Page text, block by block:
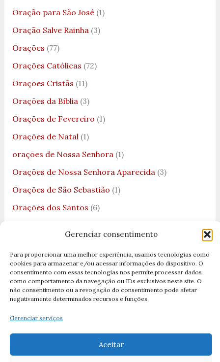
Gerenciar consentimento
Para proporcionar uma melhor experiência, usamos tecnologias como
cookies para armazenar e/ou acessar informações do dispositivo. O
consentimento com essas tecnologias nos permite processar dados
como comportamento da navegação ou IDs exclusivos neste site. O
não consentimento ou a revogação do consentimento pode afetar
negativamente determinados recursos e funções.
Gerenciar serviços
Aceitar
Oração para São José(1)
Oração Salve Rainha (3)
Orações (77)
Orações Católicas (72)
Orações Cristãs (11)
Orações da Bíblia (3)
Orações de Fevereiro (1)
Orações de Natal (1)
orações de Nossa Senhora (1)
Orações de Nossa Senhora Aparecida (3)
Orações de São Sebastião (1)
Orações dos Santos (6)
Orações Sagrado Coração de Jesus(2)
Padroeiros(8)
Pai Nosso(1)
Pão(1)